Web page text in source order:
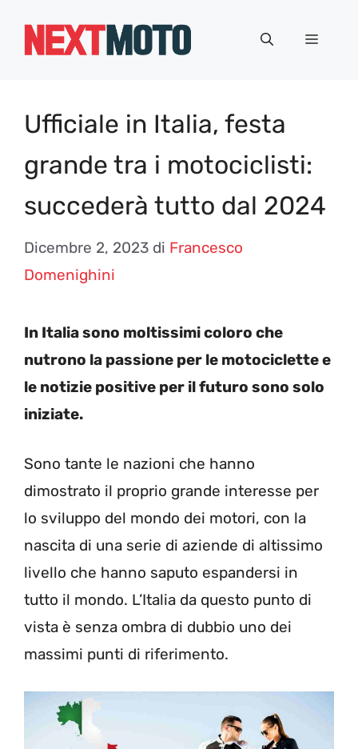
Menu
Ufficiale in Italia, festa
grande tra i motociclisti:
succederà tutto dal 2024
Dicembre 2, 2023 di Francesco
Domenighini
In Italia sono moltissimi coloro che
nutrono la passione per le motociclette e
le notizie positive per il futuro sono solo
iniziate.
Sono tante le nazioni che hanno
dimostrato il proprio grande interesse per
lo sviluppo del mondo dei motori, con la
nascita di una serie di aziende di altissimo
livello che hanno saputo espandersi in
tutto il mondo. L’Italia da questo punto di
vista è senza ombra di dubbio uno dei
massimi punti di riferimento.